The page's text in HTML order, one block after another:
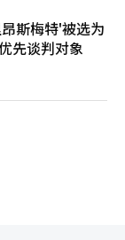
斯梅特'被选为
先谈判对象